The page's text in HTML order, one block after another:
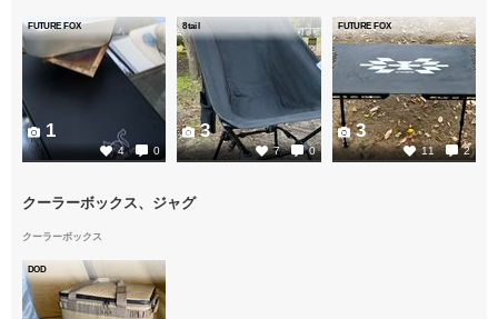
FUTURE FOX
4 0
1
8tail
7 0
3
FUTURE FOX
11 2
3
クーラーボックス、ジャグ
クーラーボックス
DOD